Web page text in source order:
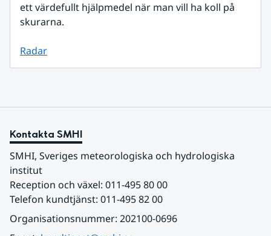
ett värdefullt hjälpmedel när man vill ha koll på
skurarna.
Radar
Kontakta SMHI
SMHI, Sveriges meteorologiska och hydrologiska
institut
Reception och växel: 011-495 80 00
Telefon kundtjänst: 011-495 82 00
Organisationsnummer: 202100-0696